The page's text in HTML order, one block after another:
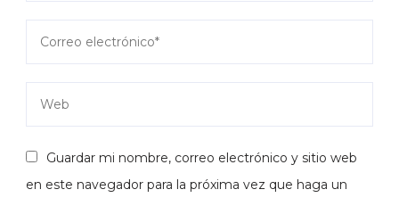
Guardar mi nombre, correo electrónico y sitio web
en este navegador para la próxima vez que haga un